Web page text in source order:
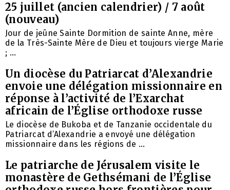
25 juillet (ancien calendrier) / 7 août
(nouveau)
Jour de jeûne Sainte Dormition de sainte Anne, mère
de la Très-Sainte Mère de Dieu et toujours vierge Marie
; ...
Un diocèse du Patriarcat d’Alexandrie
envoie une délégation missionnaire en
réponse à l’activité de l’Exarchat
africain de l’Église orthodoxe russe
Le diocèse de Bukoba et de Tanzanie occidentale du
Patriarcat d’Alexandrie a envoyé une délégation
missionnaire dans les régions de ...
Le patriarche de Jérusalem visite le
monastère de Gethsémani de l’Église